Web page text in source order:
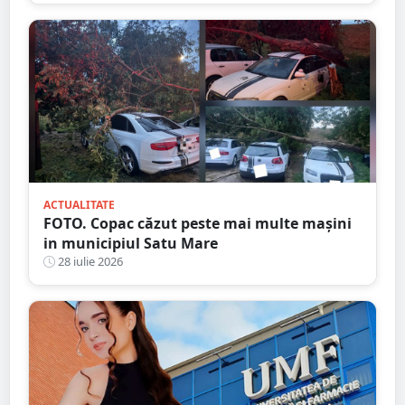
ACTUALITATE
FOTO. Copac căzut peste mai multe mașini
in municipiul Satu Mare
28 iulie 2026